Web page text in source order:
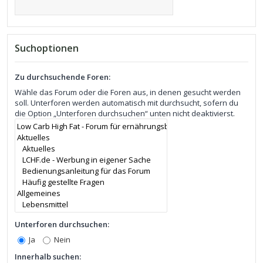
Suchoptionen
Zu durchsuchende Foren:
Wähle das Forum oder die Foren aus, in denen gesucht werden
soll. Unterforen werden automatisch mit durchsucht, sofern du
die Option „Unterforen durchsuchen“ unten nicht deaktivierst.
Unterforen durchsuchen:
Ja
Nein
Innerhalb suchen: